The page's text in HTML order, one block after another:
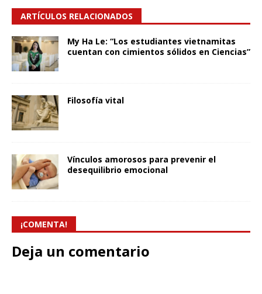
ARTÍCULOS RELACIONADOS
My Ha Le: “Los estudiantes vietnamitas
cuentan con cimientos sólidos en Ciencias”
Filosofía vital
Vínculos amorosos para prevenir el
desequilibrio emocional
¡COMENTA!
Deja un comentario